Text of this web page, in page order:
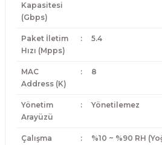
Kapasitesi
(Gbps)
Paket İletim
Hızı (Mpps)
: 5.4
MAC
Address (K)
: 8
Yönetim
Arayüzü
: Yönetilemez
Çalışma
: %10 ~ %90 RH